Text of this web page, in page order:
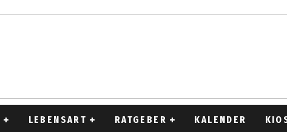
LEBENSART RATGEBER KALENDER